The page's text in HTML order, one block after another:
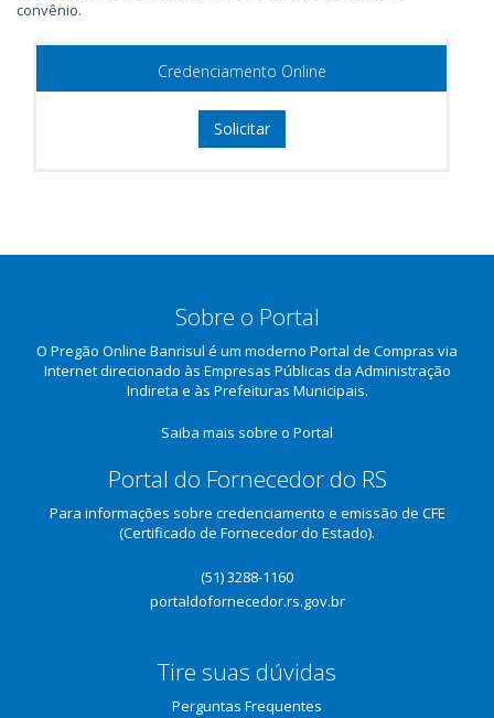
convênio.
Credenciamento Online
Solicitar
Sobre o Portal
O Pregão Online Banrisul é um moderno Portal de Compras via
Internet direcionado às Empresas Públicas da Administração
Indireta e às Prefeituras Municipais.
Saiba mais sobre o Portal
Portal do Fornecedor do RS
Para informações sobre credenciamento e emissão de CFE
(Certificado de Fornecedor do Estado).
(51) 3288-1160
portaldofornecedor.rs.gov.br
Tire suas dúvidas
Perguntas Frequentes